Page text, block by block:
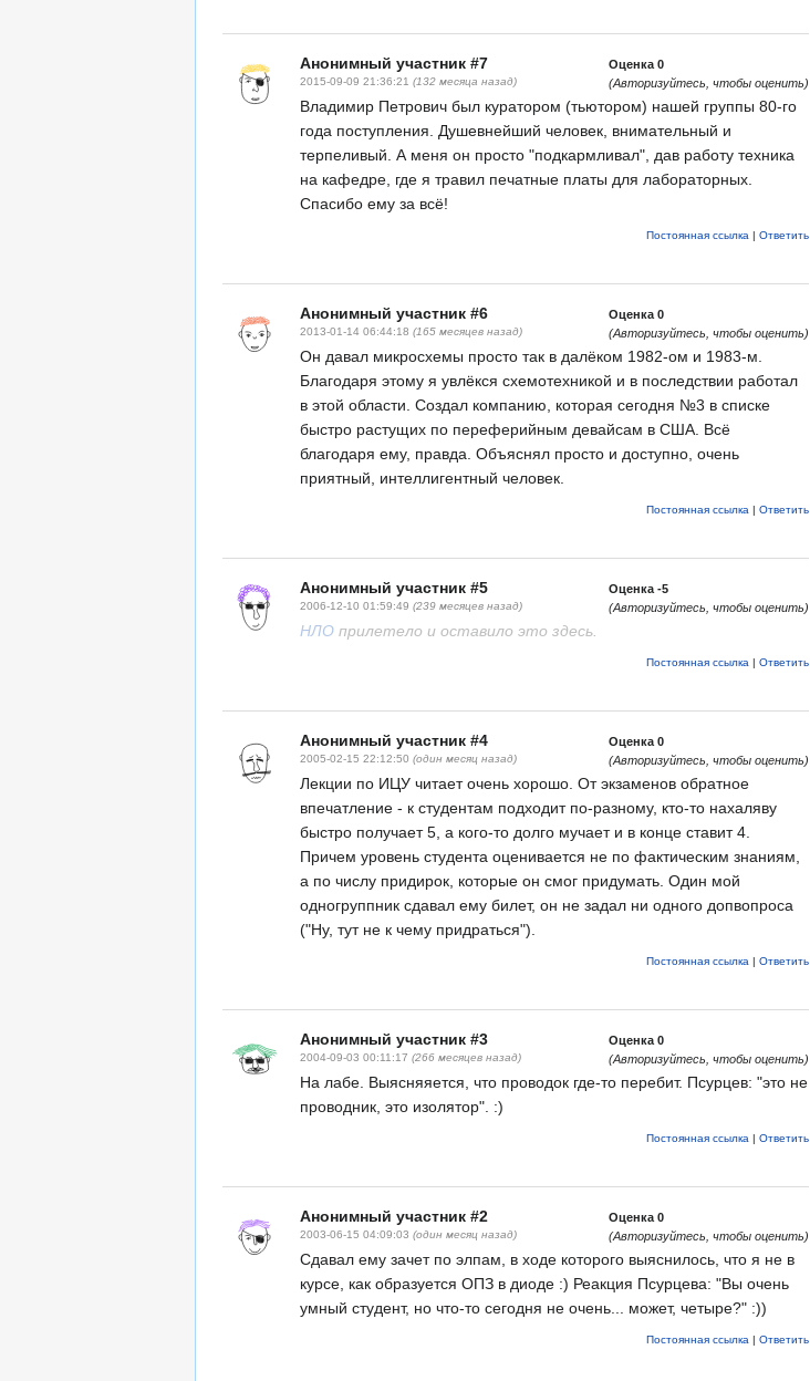
Анонимный участник #7
2015-09-09 21:36:21 (132 месяца назад)
Оценка 0
(Авторизуйтесь, чтобы оценить)
Владимир Петрович был куратором (тьютором) нашей группы 80-го
года поступления. Душевнейший человек, внимательный и
терпеливый. А меня он просто "подкармливал", дав работу техника
на кафедре, где я травил печатные платы для лабораторных.
Спасибо ему за всё!
Постоянная ссылка | Ответить
Анонимный участник #6
2013-01-14 06:44:18 (165 месяцев назад)
Оценка 0
(Авторизуйтесь, чтобы оценить)
Он давал микросхемы просто так в далёком 1982-ом и 1983-м.
Благодаря этому я увлёкся схемотехникой и в последствии работал
в этой области. Создал компанию, которая сегодня №3 в списке
быстро растущих по переферийным девайсам в США. Всё
благодаря ему, правда. Объяснял просто и доступно, очень
приятный, интеллигентный человек.
Постоянная ссылка | Ответить
Анонимный участник #5
2006-12-10 01:59:49 (239 месяцев назад)
Оценка -5
(Авторизуйтесь, чтобы оценить)
НЛО прилетело и оставило это здесь.
Постоянная ссылка | Ответить
Анонимный участник #4
2005-02-15 22:12:50 (один месяц назад)
Оценка 0
(Авторизуйтесь, чтобы оценить)
Лекции по ИЦУ читает очень хорошо. От экзаменов обратное
впечатление - к студентам подходит по-разному, кто-то нахаляву
быстро получает 5, а кого-то долго мучает и в конце ставит 4.
Причем уровень студента оценивается не по фактическим знаниям,
а по числу придирок, которые он смог придумать. Один мой
одногруппник сдавал ему билет, он не задал ни одного допвопроса
("Ну, тут не к чему придраться").
Постоянная ссылка | Ответить
Анонимный участник #3
2004-09-03 00:11:17 (266 месяцев назад)
Оценка 0
(Авторизуйтесь, чтобы оценить)
На лабе. Выясняяется, что проводок где-то перебит. Псурцев: "это не
проводник, это изолятор". :)
Постоянная ссылка | Ответить
Анонимный участник #2
2003-06-15 04:09:03 (один месяц назад)
Оценка 0
(Авторизуйтесь, чтобы оценить)
Сдавал ему зачет по элпам, в ходе которого выяснилось, что я не в
курсе, как образуется ОПЗ в диоде :) Реакция Псурцева: "Вы очень
умный студент, но что-то сегодня не очень... может, четыре?" :))
Постоянная ссылка | Ответить